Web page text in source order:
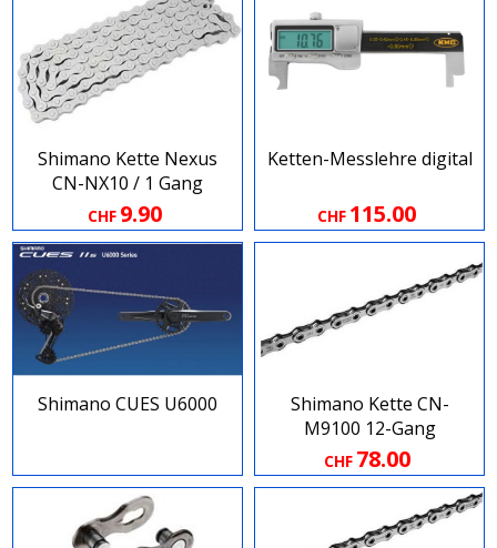
Shimano Kette Nexus
CN-NX10 / 1 Gang
CHF 9.90
Ketten-Messlehre digital
CHF 115.00
Shimano CUES U6000
Shimano Kette CN-
M9100 12-Gang
CHF 78.00